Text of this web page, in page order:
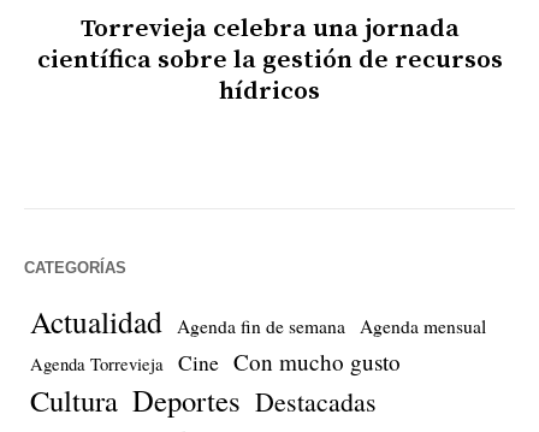
Torrevieja celebra una jornada
científica sobre la gestión de recursos
hídricos
CATEGORÍAS
Actualidad Agenda fin de semana Agenda mensual
Agenda Torrevieja Cine Con mucho gusto
Cultura Deportes Destacadas